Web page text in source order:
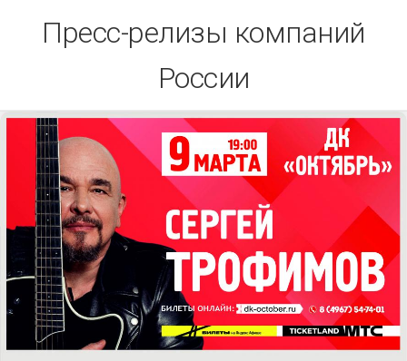
Пресс-релизы компаний
России